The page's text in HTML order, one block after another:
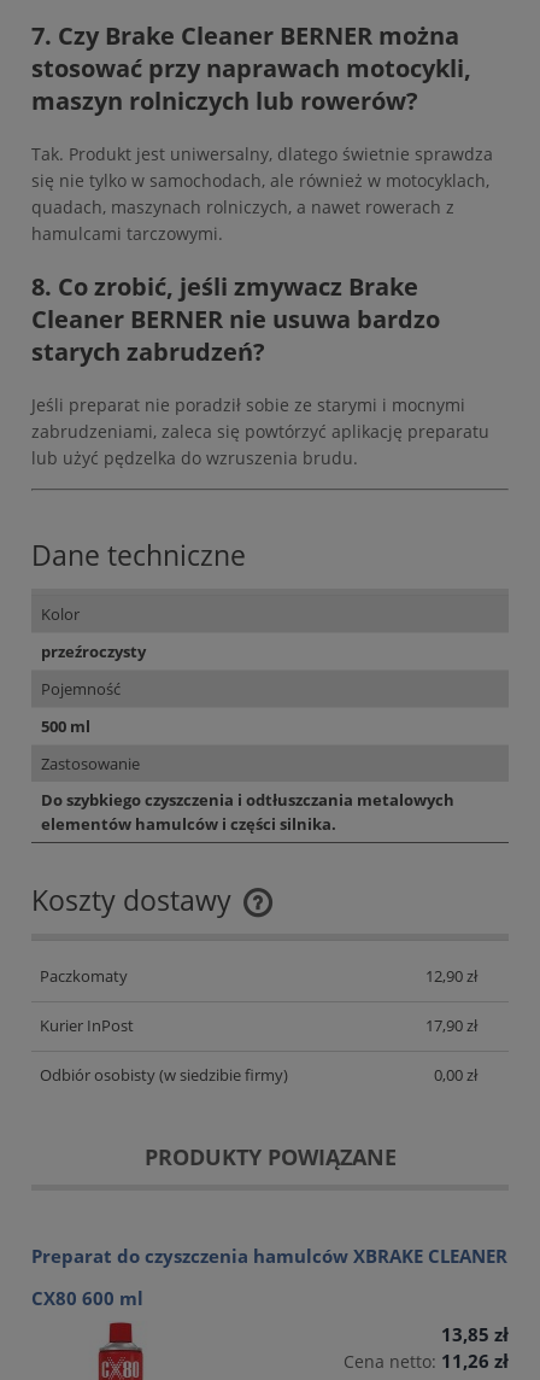
7. Czy Brake Cleaner BERNER można
stosować przy naprawach motocykli,
maszyn rolniczych lub rowerów?
Tak. Produkt jest uniwersalny, dlatego świetnie sprawdza
się nie tylko w samochodach, ale również w motocyklach,
quadach, maszynach rolniczych, a nawet rowerach z
hamulcami tarczowymi.
8. Co zrobić, jeśli zmywacz Brake
Cleaner BERNER nie usuwa bardzo
starych zabrudzeń?
Jeśli preparat nie poradził sobie ze starymi i mocnymi
zabrudzeniami, zaleca się powtórzyć aplikację preparatu
lub użyć pędzelka do wzruszenia brudu.
Dane techniczne
Kolor
przeźroczysty
Pojemność
500 ml
Zastosowanie
Do szybkiego czyszczenia i odtłuszczania metalowych
elementów hamulców i części silnika.
Koszty dostawy
Cena nie zawiera ewentualnych kosztów płatności
Paczkomaty 12,90 zł
Kurier InPost 17,90 zł
Odbiór osobisty(w siedzibie firmy) 0,00 zł
PRODUKTY POWIĄZANE
Preparat do czyszczenia hamulców XBRAKE CLEANER
CX80 600 ml
13,85 zł
Cena netto: 11,26 zł